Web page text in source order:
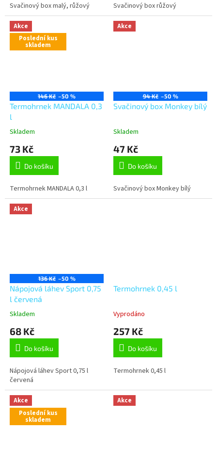
Svačinový box malý, růžový Svačinový box růžový
Akce
Poslední kus
skladem
146 Kč –50 %
Termohrnek MANDALA 0,3
l
Skladem
73 Kč
Do košíku
Termohrnek MANDALA 0,3 l
Akce
94 Kč –50 %
Svačinový box Monkey bílý
Skladem
47 Kč
Do košíku
Svačinový box Monkey bílý
Akce
136 Kč –50 %
Nápojová láhev Sport 0,75
l červená
Skladem
68 Kč
Do košíku
Nápojová láhev Sport 0,75 l
červená
Termohrnek 0,45 l
Vyprodáno
257 Kč
Do košíku
Termohrnek 0,45 l
Akce
Poslední kus
skladem
Akce